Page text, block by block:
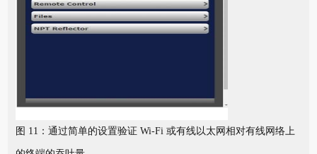
图 11：通过简单的设置验证 Wi-Fi 或有线以太网相对有线网络上